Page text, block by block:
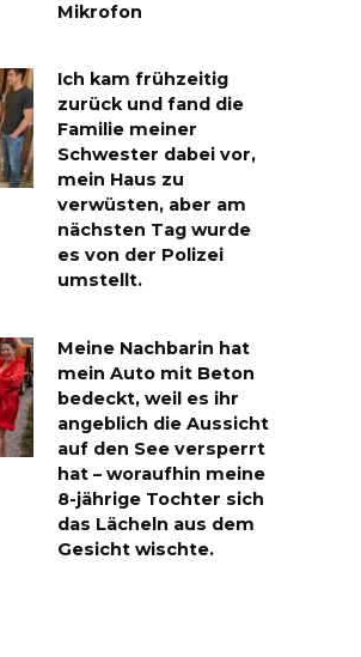
Mikrofon
Ich kam frühzeitig
zurück und fand die
Familie meiner
Schwester dabei vor,
mein Haus zu
verwüsten, aber am
nächsten Tag wurde
es von der Polizei
umstellt.
Meine Nachbarin hat
mein Auto mit Beton
bedeckt, weil es ihr
angeblich die Aussicht
auf den See versperrt
hat – woraufhin meine
8-jährige Tochter sich
das Lächeln aus dem
Gesicht wischte.